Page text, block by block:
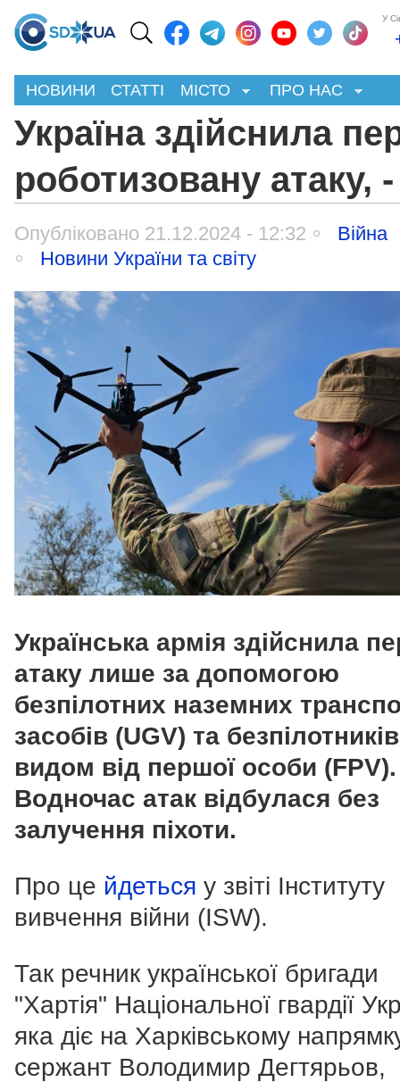
У
НОВИНИ СТАТТІ МІСТО ПРО НАС
Україна здійснила
роботизовану атаку,
Опубліковано 21.12.2024 - 12:32
Війна
Новини України та світу
Українська армія здійснила
атаку лише за допомогою
безпілотних наземних
засобів (UGV) та
видом від першої особи (FPV).
Водночас атак відбулася без
залучення піхоти.
Про це йдеться у звіті Інституту
вивчення війни (ISW).
Так речник української бригади
"Хартія" Національної гвардії
яка діє на Харківському
сержант Володимир Дегтярьов,